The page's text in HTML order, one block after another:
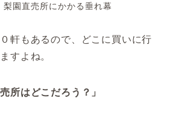
梨園直売所にかかる垂れ幕
軒もあるので、どこに買いに行
すよね。
所はどこだろう？」